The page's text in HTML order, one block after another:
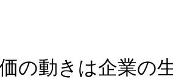
の動きは企業の